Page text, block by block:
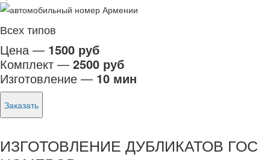
Всех типов
Цена — 1500 руб
Комплект — 2500 руб
Изготовление — 10 мин
Заказать
ИЗГОТОВЛЕНИЕ ДУБЛИКАТОВ ГОС